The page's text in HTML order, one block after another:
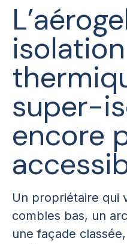
isolation
super-
encore
Un propriétaire qui
combles bas, un
une façade